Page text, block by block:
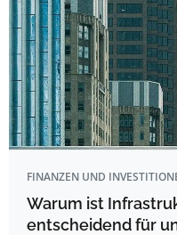
FINANZEN UND
Warum ist
entscheidend für